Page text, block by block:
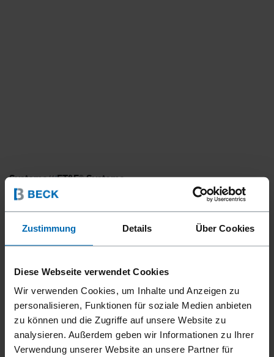
Zustimmung Details Über Cookies
Diese Webseite verwendet Cookies
Wir verwenden Cookies, um Inhalte und Anzeigen zu
personalisieren, Funktionen für soziale Medien anbieten
zu können und die Zugriffe auf unsere Website zu
analysieren. Außerdem geben wir Informationen zu Ihrer
Verwendung unserer Website an unsere Partner für
Systeme///ET&F® Systeme
ET&F® TRIMFAST® MODEL
110A SYSTEM
Das ET&F® TRIMFAST® Model 110A System ist eine
Montage von Faserzementverkleidungen und
Holzprofilen auf Leichtstahlkonstruktionen.Entwickelt für
den Einsatz auf Stahlständern bis 1,73 mm (14 Gauge),
verarbeitet das 110A gehärtete ET&F® TRIMFAST® AST-075